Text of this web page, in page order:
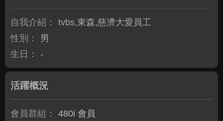
自我介紹：
tvbs,東森,慈濟大愛員工
性別：
男
生日：
-
活躍概況
會員群組： 480i 會員